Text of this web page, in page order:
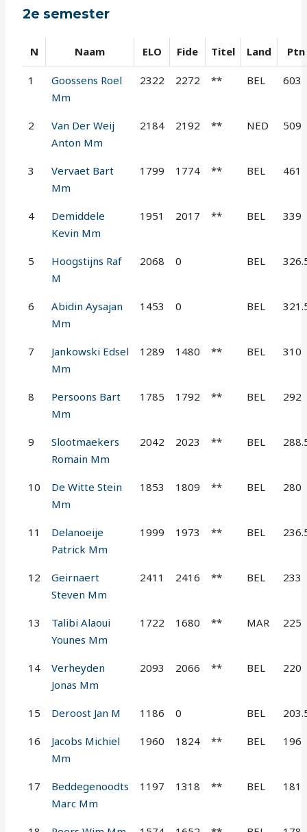
2e semester
N Naam ELO Fide Titel Land Ptn
1
Goossens Roel
Mm
2322 2272 ** BEL 603
2
Van Der Weij
Anton Mm
2184 2192 ** NED 509
3
Vervaet Bart
Mm
1799 1774 ** BEL 461
4
Demiddele
Kevin Mm
1951 2017 ** BEL 339
5
Hoogstijns Raf
M
2068 0 BEL
6
Abidin Aysajan
Mm
1453 0 BEL
7
Jankowski Edsel
Mm
1289 1480 ** BEL 310
8
Persoons Bart
Mm
1785 1792 ** BEL 292
9
Slootmaekers
Romain Mm
2042 2023 ** BEL
10
De Witte Stein
Mm
1853 1809 ** BEL 280
11
Delanoeije
Patrick Mm
1999 1973 ** BEL
12
Geirnaert
Steven Mm
2411 2416 ** BEL 233
13
Talibi Alaoui
Younes Mm
1722 1680 ** MAR 225
14
Verheyden
Jonas Mm
2093 2066 ** BEL 220
15 Deroost Jan M 1186 0 BEL
16
Jacobs Michiel
Mm
1960 1824 ** BEL 196
17
Beddegenoodts
Marc Mm
1197 1318 ** BEL 181